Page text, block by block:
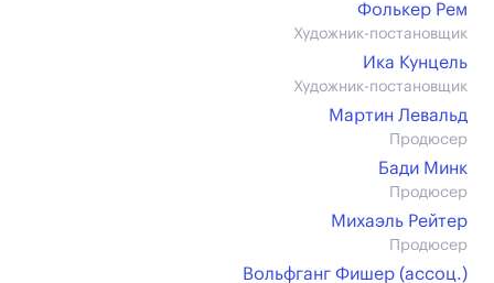
Фолькер Рем
Художник-постановщик
Ика Кунцель
Художник-постановщик
Мартин Левальд
Продюсер
Бади Минк
Продюсер
Михаэль Рейтер
Продюсер
Вольфганг Фишер (ассоц.)